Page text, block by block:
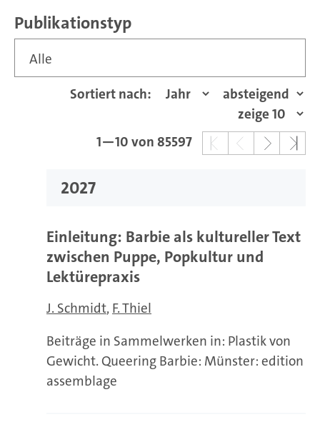
Publikationstyp
Alle
Sortiert nach:
1—10 von 85597
2027
Einleitung: Barbie als kultureller Text
zwischen Puppe, Popkultur und
Lektürepraxis
J. Schmidt F. Thiel
Beiträge in Sammelwerken in: Plastik von
Gewicht. Queering Barbie: Münster: edition
assemblage